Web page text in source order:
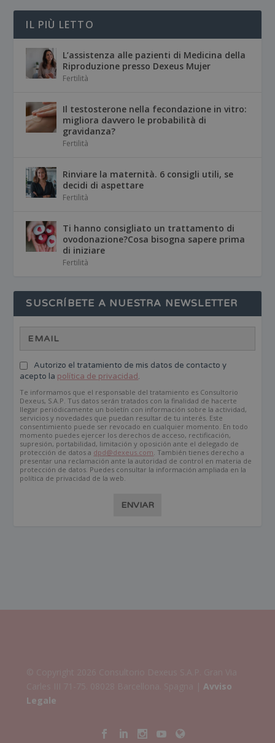
IL PIÙ LETTO
L’assistenza alle pazienti di Medicina della
Riproduzione presso Dexeus Mujer
Fertilità
Il testosterone nella fecondazione in vitro:
migliora davvero le probabilità di
gravidanza?
Fertilità
Rinviare la maternità. 6 consigli utili, se
decidi di aspettare
Fertilità
Ti hanno consigliato un trattamento di
ovodonazione?Cosa bisogna sapere prima
di iniziare
Fertilità
SUSCRÍBETE A NUESTRA NEWSLETTER
Autorizo el tratamiento de mis datos de contacto y
acepto la política de privacidad.
Te informamos que el responsable del tratamiento es Consultorio
Dexeus, S.A.P. Tus datos serán tratados con la finalidad de hacerte
llegar periódicamente un boletín con información sobre la actividad,
servicios y novedades que puedan resultar de tu interés. Este
consentimiento puede ser revocado en cualquier momento. En todo
momento puedes ejercer los derechos de acceso, rectificación,
supresión, portabilidad, limitación y oposición ante el delegado de
protección de datos a dpd@dexeus.com. También tienes derecho a
presentar una reclamación ante la autoridad de control en materia de
protección de datos. Puedes consultar la información ampliada en la
política de privacidad de la web.
ENVIAR
Avviso
Legale